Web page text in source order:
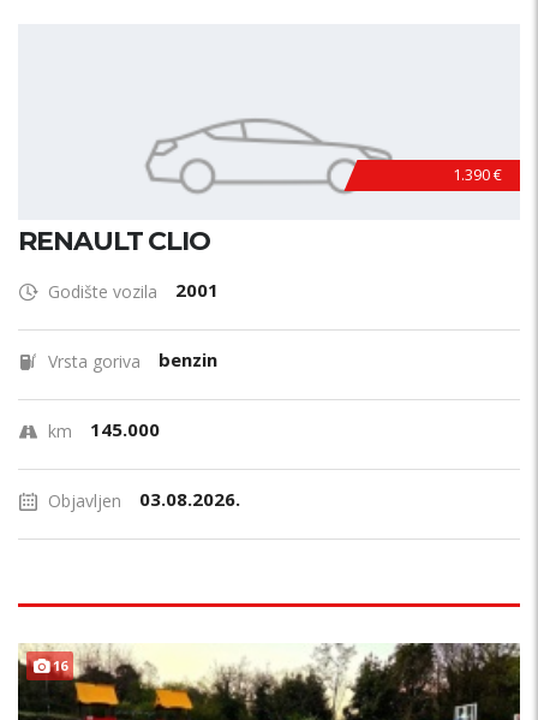
1.390 €
RENAULT CLIO
Godište vozila 2001
Vrsta goriva benzin
km 145.000
Objavljen 03.08.2026.
16 PRILIKA !